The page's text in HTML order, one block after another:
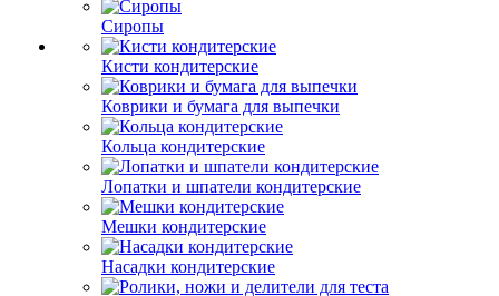
Сиропы
Кисти кондитерские
Коврики и бумага для выпечки
Кольца кондитерские
Лопатки и шпатели кондитерские
Мешки кондитерские
Насадки кондитерские